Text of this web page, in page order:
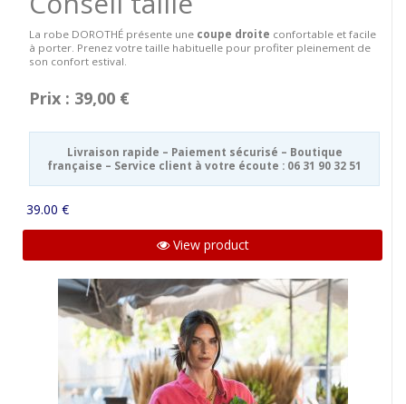
La robe DOROTHÉ présente une coupe droite confortable et facile
à porter. Prenez votre taille habituelle pour profiter pleinement de
son confort estival.
Prix : 39,00 €
Livraison rapide – Paiement sécurisé – Boutique
française – Service client à votre écoute : 06 31 90 32 51
39.00 €
View product